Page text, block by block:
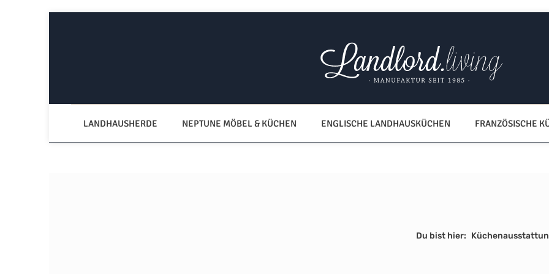
LANDHAUSHERDE NEPTUNE MÖBEL & KÜCHEN ENGLISCHE LANDHAUSKÜCHEN FRANZÖSISCHE
Du bist hier: